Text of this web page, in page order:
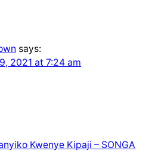
says:
2021 at 7:24 am
Kwenye Kipaji – SONGA